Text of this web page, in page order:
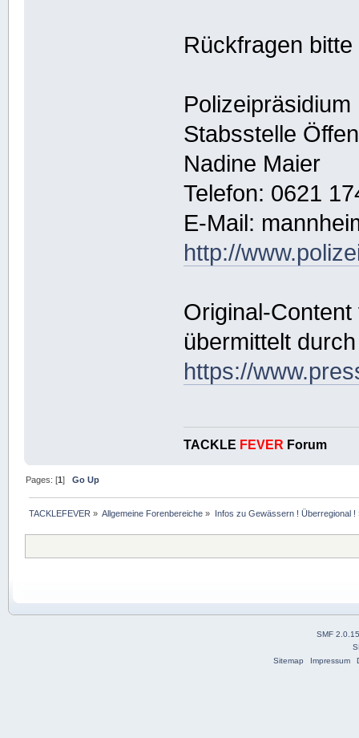
Rückfragen bitte
Stabsstelle
Nadine Maier
Telefon: 0621
E-Mail:
http://
Original-
übermittelt
https://
TACKLE FEVER Forum
Pages: [1]Go Up
TACKLEFEVER » Allgemeine Forenbereiche » Infos zu Gewässern ! Überregional !
SMF 2.0.15
Sitemap
Impressum